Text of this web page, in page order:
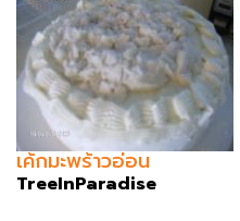
เค้กมะพร้าวอ่อน
TreeInParadise